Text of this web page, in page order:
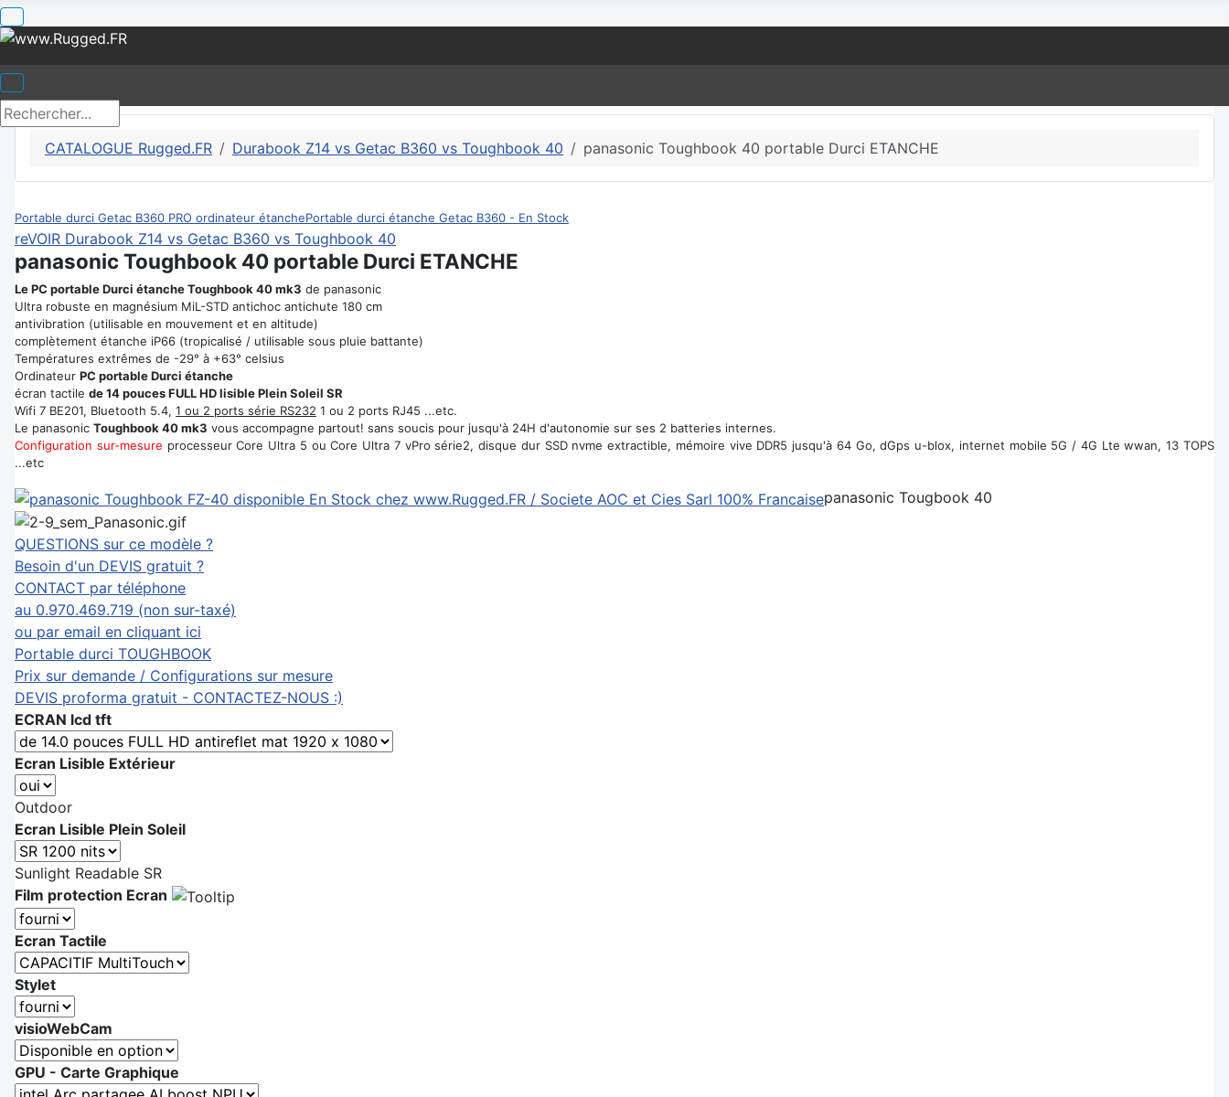
CATALOGUE Rugged.FR Durabook Z14 vs Getac B360 vs Toughbook 40 panasonic Toughbook 40 portable Durci ETANCHE
Portable durci Getac B360 PRO ordinateur étanchePortable durci étanche Getac B360 - En Stock
reVOIR Durabook Z14 vs Getac B360 vs Toughbook 40
panasonic Toughbook 40 portable Durci ETANCHE
Le PC portable Durci étanche Toughbook 40 mk3 de panasonic
Ultra robuste en magnésium MiL-STD antichoc antichute 180 cm
antivibration (utilisable en mouvement et en altitude)
complètement étanche iP66 (tropicalisé / utilisable sous pluie battante)
Températures extrêmes de -29° à +63° celsius
Ordinateur PC portable Durci étanche
écran tactile de 14 pouces FULL HD lisible Plein Soleil SR
Wifi 7 BE201, Bluetooth 5.4, 1 ou 2 ports série RS232 1 ou 2 ports RJ45 ...etc.
Le panasonic Toughbook 40 mk3 vous accompagne partout! sans soucis pour jusqu'à 24H d'autonomie sur ses 2 batteries internes.
Configuration sur-mesure processeur Core Ultra 5 ou Core Ultra 7 vPro série2, disque dur SSD nvme extractible, mémoire vive DDR5 jusqu'à 64 Go, dGps u-blox, internet mobile 5G / 4G Lte wwan, 13 TOPS
...etc
panasonic Tougbook 40
QUESTIONS sur ce modèle ?
Besoin d'un DEVIS gratuit ?
CONTACT par téléphone
au 0.970.469.719 (non sur-taxé)
ou par email en cliquant ici
Portable durci TOUGHBOOK
Prix sur demande / Configurations sur mesure
DEVIS proforma gratuit - CONTACTEZ-NOUS :)
ECRAN lcd tft
Ecran Lisible Extérieur
Outdoor
Ecran Lisible Plein Soleil
Sunlight Readable SR
Film protection Ecran
Ecran Tactile
Stylet
visioWebCam
GPU - Carte Graphique